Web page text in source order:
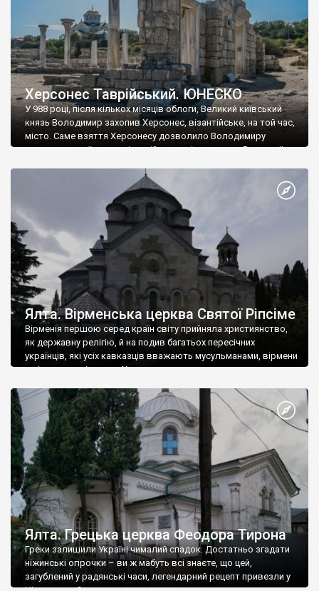
Херсонес Таврійський. ЮНЕСКО
У 988 році, після кількох місяців облоги, Великий київський
князь Володимир захопив Херсонес, візантійське, на той час,
місто. Саме взяття Херсонесу дозволило Володимиру
диктувати свої умови візантійському імператору Василю ІІ, та
Херсонесі Володимир-язичник, став Василем-християнином.
А потім було Хрещення Русі. На честь Херсонесу Таврійського
Ялта. Вірменська церква Святої Ріпсіме
Вірменія першою серед країн світу прийняла християнство,
як державну релігію, й на подив багатьох пересічних
українців, які усіх кавказців вважають мусульманами, вірмени
є відданими вірянами Христа
Ялта. Грецька церква Феодора Тирона
Греки залишили Україні чималий спадок. Достатньо згадати
ніжинські огірочки – ви ж мабуть всі знаєте, що цей,
загублений у радянські часи, легендарний рецепт привезли у